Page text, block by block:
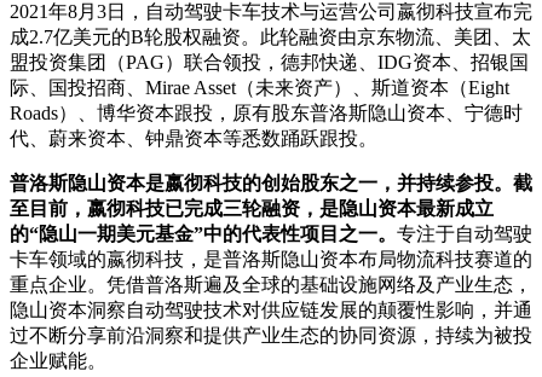
2021年8月3日，自动驾驶卡车技术与运营公司嬴彻科技宣布完
成2.7亿美元的B轮股权融资。此轮融资由京东物流、美团、太
盟投资集团（PAG）联合领投，德邦快递、IDG资本、招银国
际、国投招商、Mirae Asset（未来资产）、斯道资本（Eight
Roads）、博华资本跟投，原有股东普洛斯隐山资本、宁德时
代、蔚来资本、钟鼎资本等悉数踊跃跟投。
普洛斯隐山资本是嬴彻科技的创始股东之一，并持续参投。截
至目前，嬴彻科技已完成三轮融资，是隐山资本最新成立
的“隐山一期美元基金”中的代表性项目之一。 专注于自动驾驶
卡车领域的嬴彻科技，是普洛斯隐山资本布局物流科技赛道的
重点企业。凭借普洛斯遍及全球的基础设施网络及产业生态，
隐山资本洞察自动驾驶技术对供应链发展的颠覆性影响，并通
过不断分享前沿洞察和提供产业生态的协同资源，持续为被投
企业赋能。